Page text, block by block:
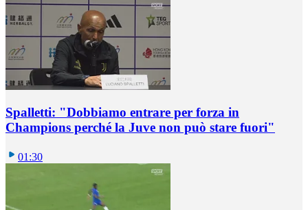
Spalletti: "Dobbiamo entrare per forza in
Champions perché la Juve non può stare fuori"
01:30